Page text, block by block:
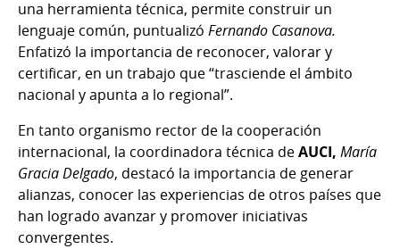
una herramienta técnica, permite construir un
lenguaje común, puntualizó Fernando Casanova.
Enfatizó la importancia de reconocer, valorar y
certificar, en un trabajo que “trasciende el ámbito
nacional y apunta a lo regional”.
En tanto organismo rector de la cooperación
internacional, la coordinadora técnica deAUCI, María
Gracia Delgado, destacó la importancia de generar
alianzas, conocer las experiencias de otros países que
han logrado avanzar y promover iniciativas
convergentes.